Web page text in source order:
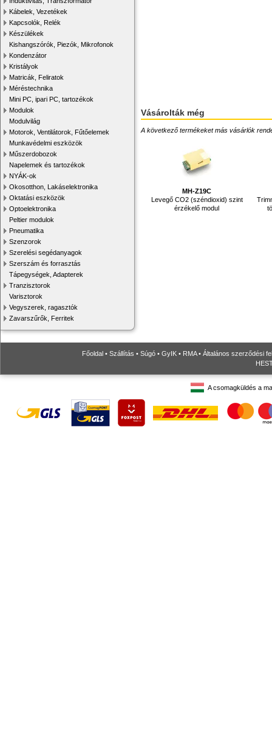
Kábelek, Vezetékek
Kapcsolók, Relék
Készülékek
Kishangszórók, Piezók, Mikrofonok
Kondenzátor
Kristályok
Matricák, Feliratok
Méréstechnika
Mini PC, ipari PC, tartozékok
Modulok
Modulvilág
Motorok, Ventilátorok, Fűtőelemek
Munkavédelmi eszközök
Műszerdobozok
Napelemek és tartozékok
NYÁK-ok
Okosotthon, Lakáselektronika
Oktatási eszközök
Optoelektronika
Peltier modulok
Pneumatika
Szenzorok
Szerelési segédanyagok
Szerszám és forrasztás
Tápegységek, Adapterek
Tranzisztorok
Varisztorok
Vegyszerek, ragasztók
Zavarszűrők, Ferritek
Vásárolták még
A következő termékeket más vásárlók
MH-Z19C
Levegő CO2 (széndioxid) szint
érzékelő modul
Főoldal • Szállítás • Súgó • GyIK • RMA• Általános szerződési
A csomagküldés a